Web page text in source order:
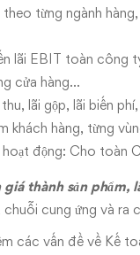
từng ngành
lãi EBIT toàn công
cửa hàng…
lãi gộp, lãi biến
khách hàng, từng
động: Cho toàn
giá thành sản phẩm,
chuỗi cung ứng và
các vấn đề về Kế